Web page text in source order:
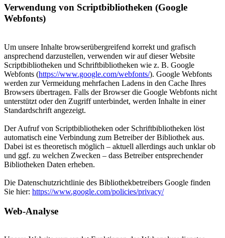
Verwendung von Scriptbibliotheken (Google
Webfonts)
Um unsere Inhalte browserübergreifend korrekt und grafisch
ansprechend darzustellen, verwenden wir auf dieser Website
Scriptbibliotheken und Schriftbibliotheken wie z. B. Google
Webfonts (https://www.google.com/webfonts/). Google Webfonts
werden zur Vermeidung mehrfachen Ladens in den Cache Ihres
Browsers übertragen. Falls der Browser die Google Webfonts nicht
unterstützt oder den Zugriff unterbindet, werden Inhalte in einer
Standardschrift angezeigt.
Der Aufruf von Scriptbibliotheken oder Schriftbibliotheken löst
automatisch eine Verbindung zum Betreiber der Bibliothek aus.
Dabei ist es theoretisch möglich – aktuell allerdings auch unklar ob
und ggf. zu welchen Zwecken – dass Betreiber entsprechender
Bibliotheken Daten erheben.
Die Datenschutzrichtlinie des Bibliothekbetreibers Google finden
Sie hier: https://www.google.com/policies/privacy/
Web-Analyse